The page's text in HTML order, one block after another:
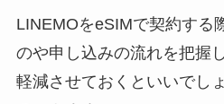
LINEMOをeSIMで契約する
のや申し込みの流れを把握
軽減させておくといいでし